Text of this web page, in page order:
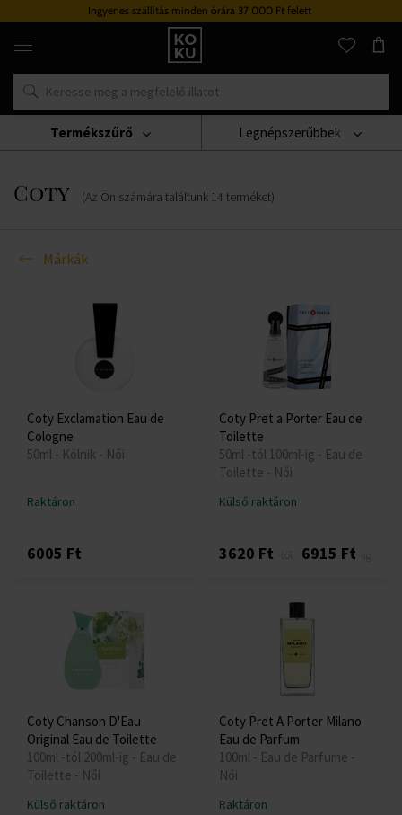
Ingyenes szállítás minden órára 37 000 Ft felett
Eredeti
parfümök
órák
egy
Márkák Coty
Coty (Az Ön számára találtunk 14 terméket)
Legnépszerűbbek
Márkák
Termékszűrő
Coty Exclamation Eau de
Cologne
50ml - Kölnik - Női
Raktáron
6005 Ft
Coty Pret a Porter Eau de
Toilette
50ml -tól 100ml-ig - Eau de
Toilette - Női
Külső raktáron
3620 Ft 6915 Ft
Coty Chanson D'Eau
Original Eau de Toilette
100ml -tól 200ml-ig - Eau de
Toilette - Női
Külső raktáron
Coty Pret A Porter Milano
Eau de Parfum
100ml - Eau de Parfume -
Női
Raktáron